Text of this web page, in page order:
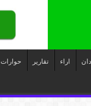
اراء تقارير حوارات